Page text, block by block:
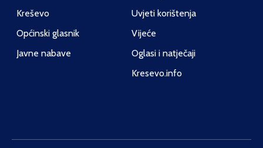
Kreševo
Općinski glasnik
Javne nabave
Uvjeti korištenja
Vijeće
Oglasi i natječaji
Kresevo.info